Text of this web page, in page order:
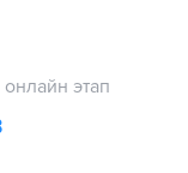
этап